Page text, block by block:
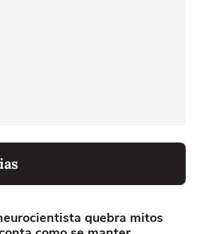
quebra mitos